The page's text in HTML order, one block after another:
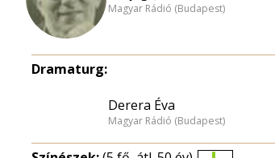
Magyar Rádió (Budapest)
Dramaturg:
Derera Éva
Magyar Rádió (Budapest)